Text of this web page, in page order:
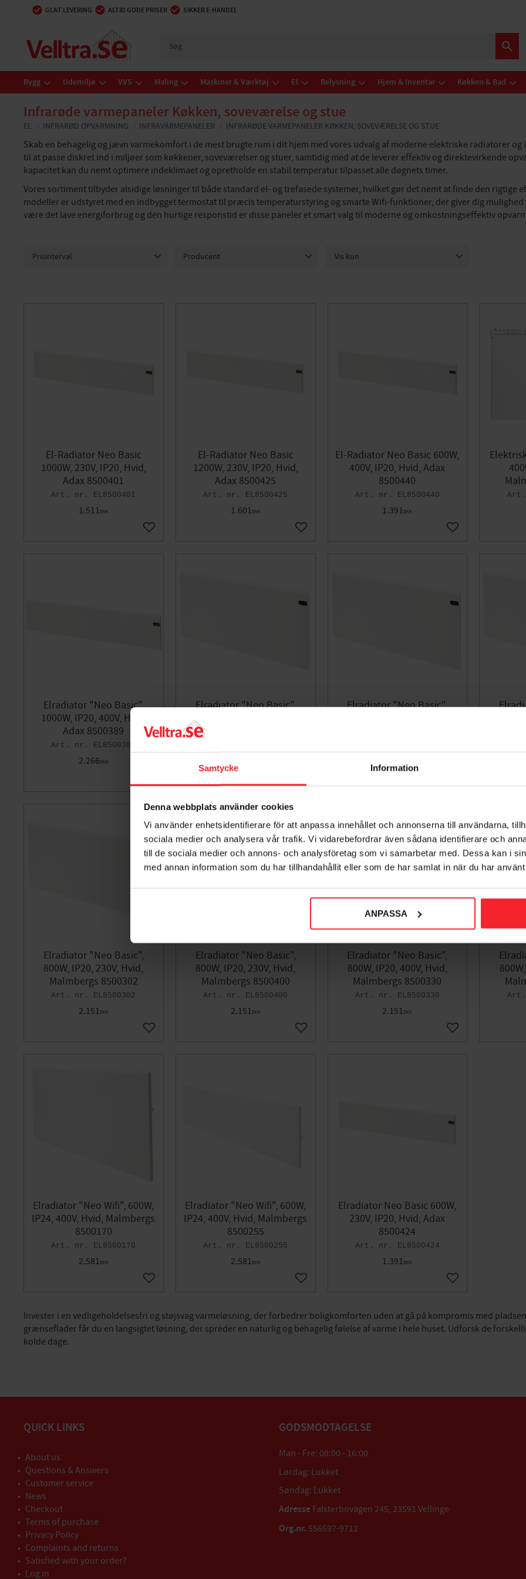
Samtycke Information
Denna webbplats använder cookies
Vi använder enhetsidentifierare för att anpassa innehållet och annonserna till användarna,
sociala medier och analysera vår trafik. Vi vidarebefordrar även sådana identifierare och
till de sociala medier och annons- och analysföretag som vi samarbetar med. Dessa kan i
med annan information som du har tillhandahållit eller som de har samlat in när du har
ANPASSA
GLAT LEVERING ALTID GODE PRISER SIKKER E-HANDEL
Bygg Udemiljø VVS Maling Maskiner & Værktøj El Belysning Hjem & Inventar Køkken & Bad
Infrarøde varmepaneler Køkken, soveværelse og stue
EL INFRARØD OPVARMNING INFRAVÄRMEPANELER INFRARØDE VARMEPANELER KØKKEN, SOVEVÆRELSE OG STUE
Skab en behagelig og jævn varmekomfort i de mest brugte rum i dit hjem med vores udvalg af moderne elektriske radiatorer
til at passe diskret ind i miljøer som køkkener, soveværelser og stuer, samtidig med at de leverer effektiv og direktevirkende
kapacitet kan du nemt optimere indeklimaet og opretholde en stabil temperatur tilpasset alle døgnets timer.
Vores sortiment tilbyder alsidige løsninger til både standard el- og trefasede systemer, hvilket gør det nemt at finde den
modeller er udstyret med en indbygget termostat til præcis temperaturstyring og smarte Wifi-funktioner, der giver dig
være det lave energiforbrug og den hurtige responstid er disse paneler et smart valg til moderne og omkostningseffektiv
Prisinterval Producent Vis kun
El-Radiator Neo Basic
1000W, 230V, IP20, Hvid,
Adax 8500401
EL8500401
1.511DKK
Gem som favorit
El-Radiator Neo Basic
1200W, 230V, IP20, Hvid,
Adax 8500425
EL8500425
1.601DKK
Gem som favorit
El-Radiator Neo Basic 600W,
400V, IP20, Hvid, Adax
8500440
EL8500440
1.391DKK
Gem som favorit
Elradiator "Neo Basic",
1000W, IP20, 400V, Hvid,
Adax 8500389
EL8500389
2.266DKK
Gem som favorit
Elradiator "Neo Basic",
1000W, IP20, 400V, Hvid,
Malmbergs 8500331
Gem som favorit
Elradiator "Neo Basic",
Elradiator "Neo Basic",
800W, IP20, 230V, Hvid,
Malmbergs 8500302
EL8500302
2.151DKK
Gem som favorit
Elradiator "Neo Basic",
800W, IP20, 230V, Hvid,
Malmbergs 8500400
EL8500400
2.151DKK
Gem som favorit
Elradiator "Neo Basic",
800W, IP20, 400V, Hvid,
Malmbergs 8500330
EL8500330
2.151DKK
Gem som favorit
Elradiator "Neo Wifi", 600W,
IP24, 400V, Hvid, Malmbergs
8500170
EL8500170
2.581DKK
Gem som favorit
Elradiator "Neo Wifi", 600W,
IP24, 400V, Hvid, Malmbergs
8500255
EL8500255
2.581DKK
Gem som favorit
Elradiator Neo Basic 600W,
230V, IP20, Hvid, Adax
8500424
EL8500424
1.391DKK
Gem som favorit
Invester i en vedligeholdelsesfri og støjsvag varmeløsning, der forbedrer boligkomforten uden at gå på kompromis med
grænseflader får du en langsigtet løsning, der spreder en naturlig og behagelig følelse af varme i hele huset. Udforsk de
kolde dage.
QUICK LINKS
About us
Questions & Answers
Customer service
News
Checkout
Terms of purchase
Privacy Policy
Complaints and returns
Satisfied with your order?
Log in
GODSMODTAGELSE
Man - Fre: 08:00 - 16:00
Lørdag: Lukket
Søndag: Lukket
AdresseFalsterbovägen 245, 23591 Vellinge
Org.nr. 556597-9712